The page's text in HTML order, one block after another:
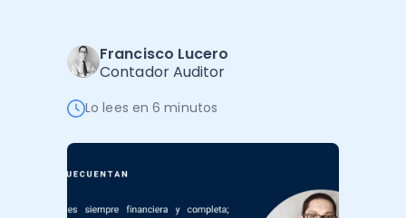
Administración Empresarial
Software Factura y Administración
Autores
Francisco Lucero
Contador Auditor
Lo lees en 6 minutos